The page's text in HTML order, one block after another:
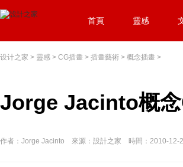
首頁 靈感
设计之家 > 靈感 > CG插畫 > 插畫藝術 > 概念插畫 >
Jorge Jacinto概
作者：Jorge Jacinto 來源：設計之家 時間：2010-12-